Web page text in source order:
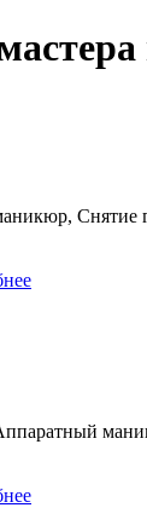
Снятие